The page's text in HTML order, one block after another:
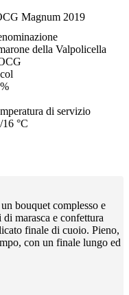
Magnum 2019
della Valpolicella
di servizio
16 °C
bouquet complesso e
marasca e confettura
finale di cuoio. Pieno,
con un finale lungo ed